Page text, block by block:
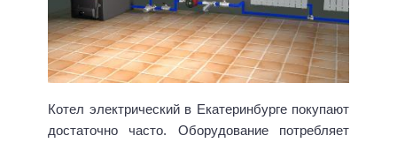
Котел электрический в Екатеринбурге покупают
достаточно часто. Оборудование потребляет